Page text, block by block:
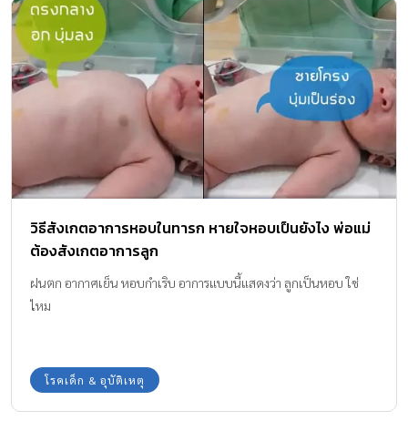
วิธีสังเกตอาการหอบในทารก หายใจหอบเป็นยังไง พ่อแม่
ต้องสังเกตอาการลูก
ฝนตก อากาศเย็น หอบกำเริบ อาการแบบนี้แสดงว่า ลูกเป็นหอบ ใช่
ไหม
โรคเด็ก & อุบัติเหตุ